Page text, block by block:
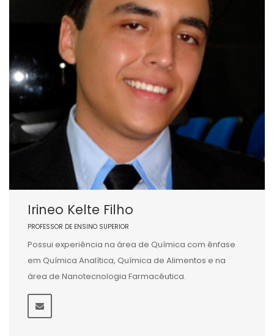
Irineo Kelte Filho
PROFESSOR DE ENSINO SUPERIOR
Possui experiência na área de Química com ênfase
em Química Analítica, Química de Alimentos e na
área de Nanotecnologia Farmacêutica.